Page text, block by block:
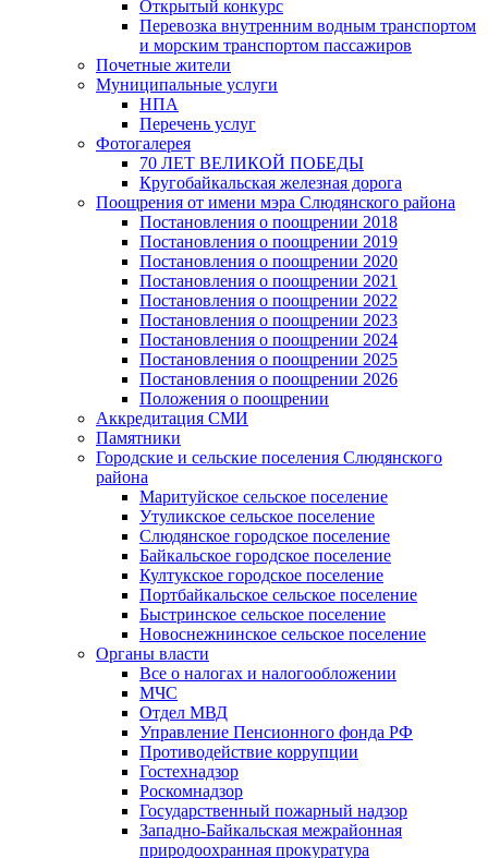
Открытый конкурс
Перевозка внутренним водным транспортом
и морским транспортом пассажиров
Почетные жители
Муниципальные услуги
НПА
Перечень услуг
Фотогалерея
70 ЛЕТ ВЕЛИКОЙ ПОБЕДЫ
Кругобайкальская железная дорога
Поощрения от имени мэра Слюдянского района
Постановления о поощрении 2018
Постановления о поощрении 2019
Постановления о поощрении 2020
Постановления о поощрении 2021
Постановления о поощрении 2022
Постановления о поощрении 2023
Постановления о поощрении 2024
Постановления о поощрении 2025
Постановления о поощрении 2026
Положения о поощрении
Аккредитация СМИ
Памятники
Городские и сельские поселения Слюдянского
района
Маритуйское сельское поселение
Утуликское сельское поселение
Слюдянское городское поселение
Байкальское городское поселение
Култукское городское поселение
Портбайкальское сельское поселение
Быстринское сельское поселение
Новоснежнинское сельское поселение
Органы власти
Все о налогах и налогообложении
МЧС
Отдел МВД
Управление Пенсионного фонда РФ
Противодействие коррупции
Гостехнадзор
Роскомнадзор
Государственный пожарный надзор
Западно-Байкальская межрайонная
природоохранная прокуратура